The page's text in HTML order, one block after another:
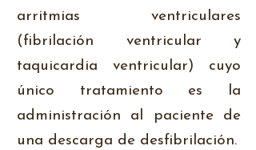
arritmias ventriculares
(fibrilación ventricular y
taquicardia ventricular) cuyo
único tratamiento es la
administración al paciente de
una descarga de desfibrilación.